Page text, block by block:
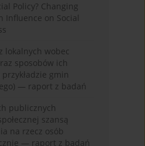
Policy? Changing
Influence on Social
lokalnych wobec
sposobów ich
gmin
— raport z badań
publicznych
szansą
na rzecz osób
— raport z badań